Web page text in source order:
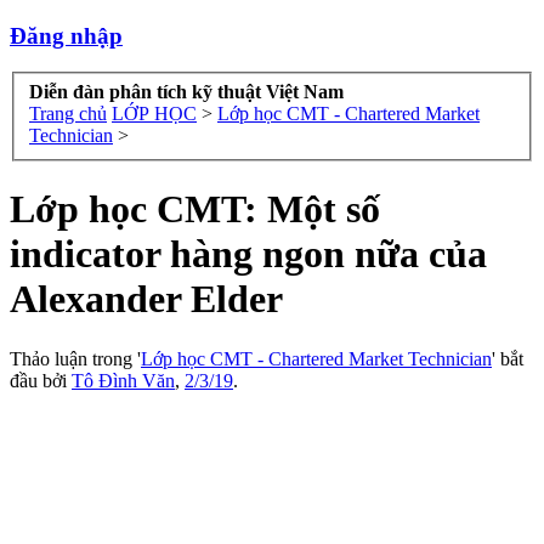
Đăng nhập
Diễn đàn phân tích kỹ thuật Việt Nam
Trang chủ LỚP HỌC > Lớp học CMT - Chartered Market
Technician >
Lớp học CMT: Một số
indicator hàng ngon nữa của
Alexander Elder
Thảo luận trong 'Lớp học CMT - Chartered Market Technician' bắt
đầu bởi Tô Đình Văn, 2/3/19.